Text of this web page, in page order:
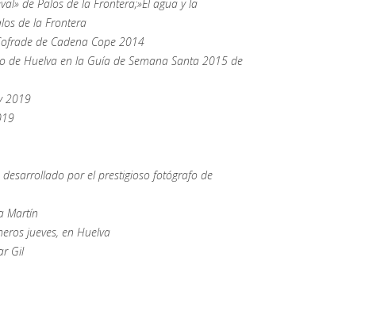
de Palos de la Frontera;»El agua y la
de la Frontera
de Cadena Cope 2014
de Huelva en la Guía de Semana Santa 2015 de
2019
por el prestigioso fotógrafo de
Martín
jueves, en Huelva
Gil